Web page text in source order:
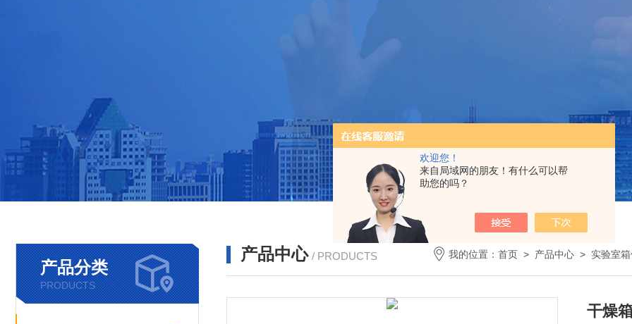
欢迎您！
来自局域网的朋友！有什么可以帮
助您的吗？
产品分类
PRODUCTS
产品中心 / PRODUCTS 我的位置： 首页 > 产品中心 > 实验室
干燥